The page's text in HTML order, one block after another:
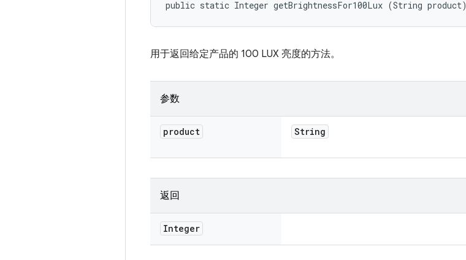
public static Integer getBrightnessFor100Lux (String product)
用于返回给定产品的 100 LUX 亮度的方法。
参数
product String
返回
Integer